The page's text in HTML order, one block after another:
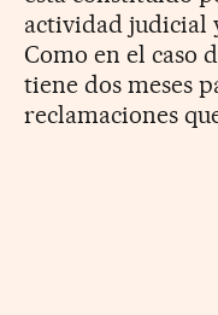
actividad judicial
Como en el caso
tiene dos meses
reclamaciones